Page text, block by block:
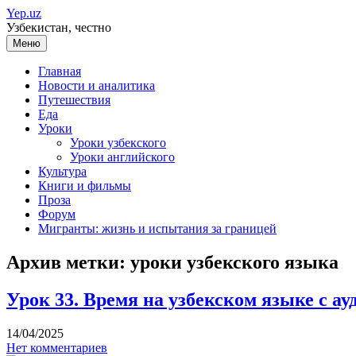
Перейти
к
содержимому
Yep.uz
Узбекистан, честно
Меню
Главная
Новости и аналитика
Путешествия
Еда
Уроки
Уроки узбекского
Уроки английского
Культура
Книги и фильмы
Проза
Форум
Мигранты: жизнь и испытания за границей
Архив метки: уроки узбекского языка
Урок 33. Время на узбекском языке с
14/04/2025
Нет комментариев